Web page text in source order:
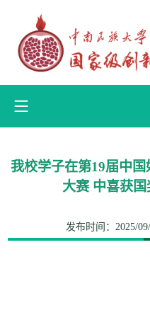
我校学子在第19届中
大赛 中喜获
发布时间：2025/